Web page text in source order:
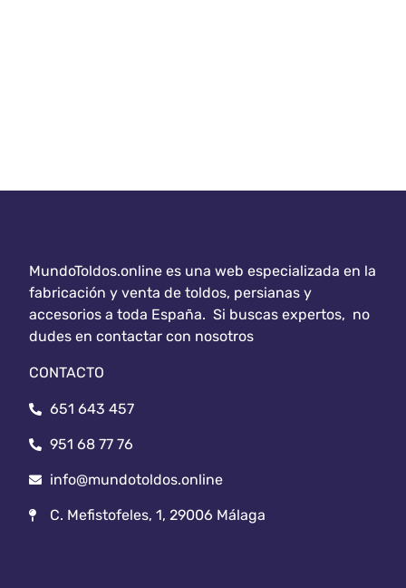
MundoToldos.online es una web especializada en la
fabricación y venta de toldos, persianas y
accesorios a toda España. Si buscas expertos, no
dudes en contactar con nosotros
CONTACTO
651 643 457
951 68 77 76
info@mundotoldos.online
C. Mefistofeles, 1, 29006 Málaga